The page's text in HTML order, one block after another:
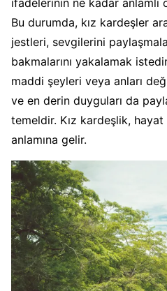
ifadelerinin ne kadar
Bu durumda, kız kardeşler
jestleri, sevgilerini
bakmalarını yakalamak
maddi şeyleri veya anları
ve en derin duyguları da
temeldir. Kız kardeşlik,
anlamına gelir.